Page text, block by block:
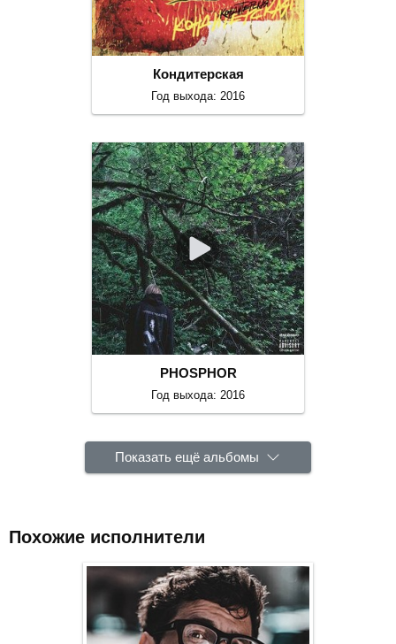
Кондитерская
Год выхода: 2016
PHOSPHOR
Год выхода: 2016
Показать ещё альбомы
Похожие исполнители